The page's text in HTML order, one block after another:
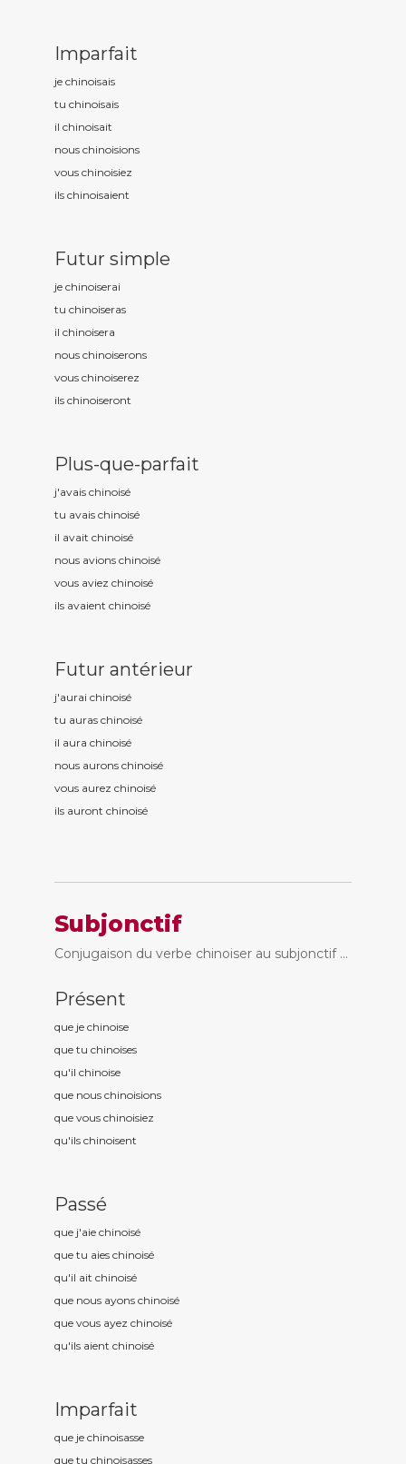
Imparfait
je chinoisais
tu chinoisais
il chinoisait
nous chinoisions
vous chinoisiez
ils chinoisaient
Futur simple
je chinoiserai
tu chinoiseras
il chinoisera
nous chinoiserons
vous chinoiserez
ils chinoiseront
Plus-que-parfait
j'avais chinoisé
tu avais chinoisé
il avait chinoisé
nous avions chinoisé
vous aviez chinoisé
ils avaient chinoisé
Futur antérieur
j'aurai chinoisé
tu auras chinoisé
il aura chinoisé
nous aurons chinoisé
vous aurez chinoisé
ils auront chinoisé
Subjonctif
Conjugaison du verbe chinoiser au subjonctif ...
Présent
que je chinoise
que tu chinoises
qu'il chinoise
que nous chinoisions
que vous chinoisiez
qu'ils chinoisent
Passé
que j'aie chinoisé
que tu aies chinoisé
qu'il ait chinoisé
que nous ayons chinoisé
que vous ayez chinoisé
qu'ils aient chinoisé
Imparfait
que je chinoisasse
que tu chinoisasses